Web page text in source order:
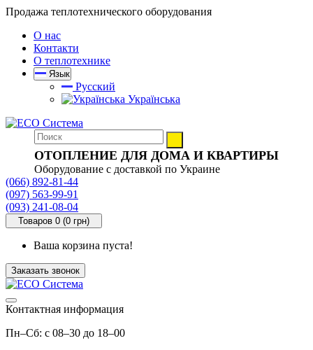
Продажа теплотехнического оборудования
О нас
Контакти
О теплотехнике
Язык
Русский
Українська
ОТОПЛЕНИЕ ДЛЯ ДОМА И КВАРТИРЫ
Оборудование с доставкой по Украине
(066) 892-81-44
(097) 563-99-91
(093) 241-08-04
Товаров 0 (0 грн)
Ваша корзина пуста!
Заказать звонок
Контактная информация
Пн–Сб: с 08–30 до 18–00